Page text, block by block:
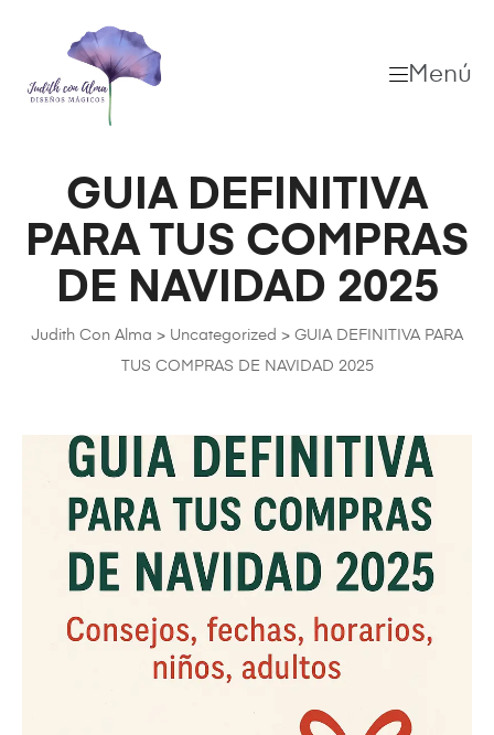
Menú
Judith Con Alma > Uncategorized > GUIA DEFINITIVA PARA
TUS COMPRAS DE NAVIDAD 2025
GUIA DEFINITIVA
PARA TUS COMPRAS
DE NAVIDAD 2025